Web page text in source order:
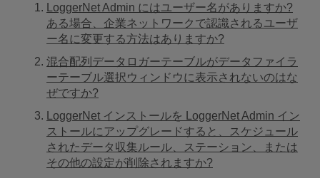
LoggerNet Admin にはユーザー名がありますか?
ある場合、企業ネットワークで認識されるユーザ
ー名に変更する方法はありますか?
混合配列データロガーテーブルがデータファイラ
ーテーブル選択ウィンドウに表示されないのはな
ぜですか?
LoggerNet インストールを LoggerNet Admin イン
ストールにアップグレードすると、スケジュール
されたデータ収集ルール、ステーション、または
その他の設定が削除されますか?